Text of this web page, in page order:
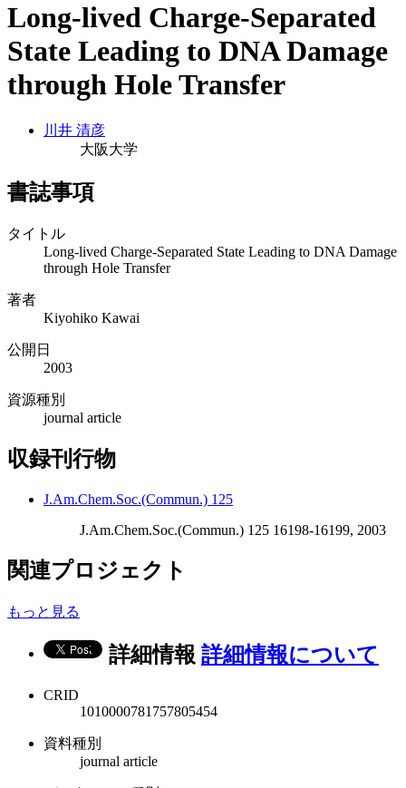
Long-lived Charge-Separated
State Leading to DNA Damage
through Hole Transfer
川井 清彦
大阪大学
書誌事項
タイトル
Long-lived Charge-Separated State Leading to DNA Damage
through Hole Transfer
著者
Kiyohiko Kawai
公開日
2003
資源種別
journal article
収録刊行物
J.Am.Chem.Soc.(Commun.) 125
J.Am.Chem.Soc.(Commun.) 125 16198-16199, 2003
関連プロジェクト
もっと見る
詳細情報 詳細情報について
CRID
1010000781757805454
資料種別
journal article